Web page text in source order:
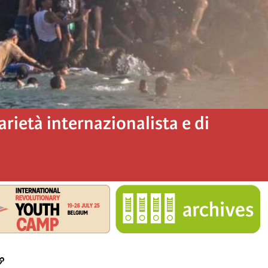
internazionalista e di